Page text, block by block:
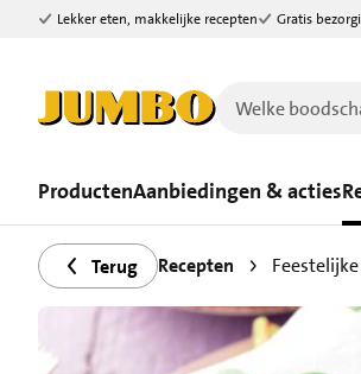
Ga naar zoeken
Ga naar hoofdinhoud
Lekker eten, makkelijke recepten Gratis
ProductenAanbiedingen & acties
Terug Recepten